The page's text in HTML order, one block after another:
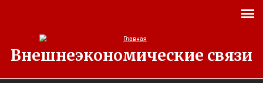
Внешнеэкономические связи